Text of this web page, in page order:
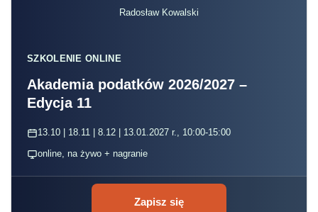
Radosław Kowalski
SZKOLENIE ONLINE
Akademia podatków 2026/2027 –
Edycja 11
13.10 | 18.11 | 8.12 | 13.01.2027 r., 10:00-15:00
online, na żywo + nagranie
Zapisz się